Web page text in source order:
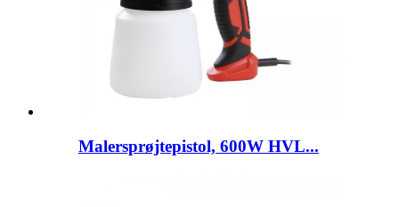
Malersprøjtepistol, 600W HVL...